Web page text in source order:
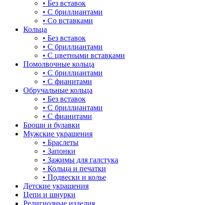
звезды
знаки зодиака
капля
квадрат (куб)
клевер
корона
кошки
круг (шар)
крылья и перья
• Без вставок
• С бриллиантами
• Со вставками
Кольца
• Без вставок
• С бриллиантами
• С цветными вставками
Помолвочные кольца
• С бриллиантами
• С фианитами
Обручальные кольца
• Без вставок
• С бриллиантами
• С фианитами
Броши и булавки
Мужские украшения
• Браслеты
• Запонки
• Зажимы для галстука
• Кольца и печатки
• Подвески и колье
Детские украшения
Цепи и шнурки